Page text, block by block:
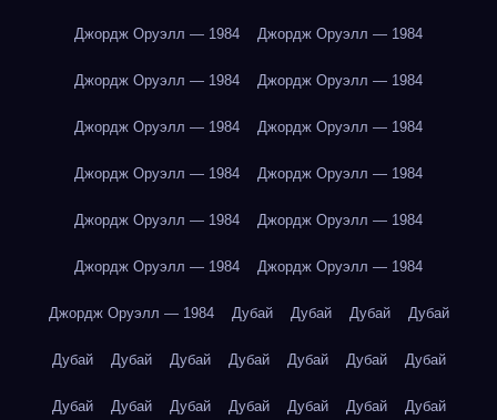
Джордж Оруэлл — 1984 Джордж Оруэлл — 1984
Джордж Оруэлл — 1984 Джордж Оруэлл — 1984
Джордж Оруэлл — 1984 Джордж Оруэлл — 1984
Джордж Оруэлл — 1984 Джордж Оруэлл — 1984
Джордж Оруэлл — 1984 Джордж Оруэлл — 1984
Джордж Оруэлл — 1984 Джордж Оруэлл — 1984
Джордж Оруэлл — 1984 Дубай Дубай Дубай Дубай
Дубай Дубай Дубай Дубай Дубай Дубай Дубай
Дубай Дубай Дубай Дубай Дубай Дубай Дубай